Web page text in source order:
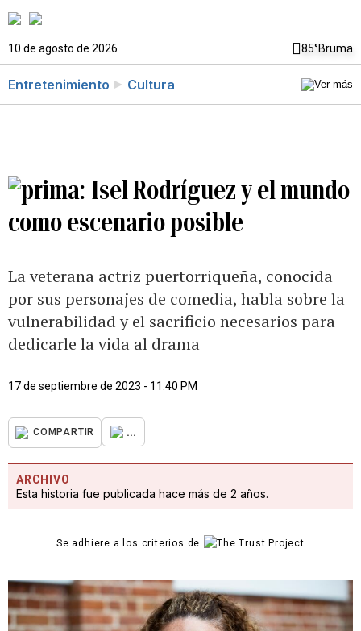
10 de agosto de 2026 85°Bruma
Entretenimiento Cultura
Isel Rodríguez y el mundo
como escenario posible
La veterana actriz puertorriqueña, conocida
por sus personajes de comedia, habla sobre la
vulnerabilidad y el sacrificio necesarios para
dedicarle la vida al drama
17 de septiembre de 2023 - 11:40 PM
COMPARTIR ...
ARCHIVO
Esta historia fue publicada hace más de 2 años.
Se adhiere a los criterios de